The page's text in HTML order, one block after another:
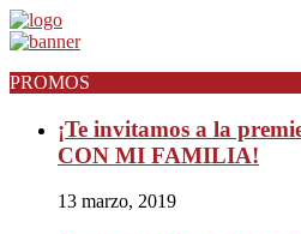
PROMOS
¡Te invitamos a la
CON MI FAMILIA!
13 marzo, 2019